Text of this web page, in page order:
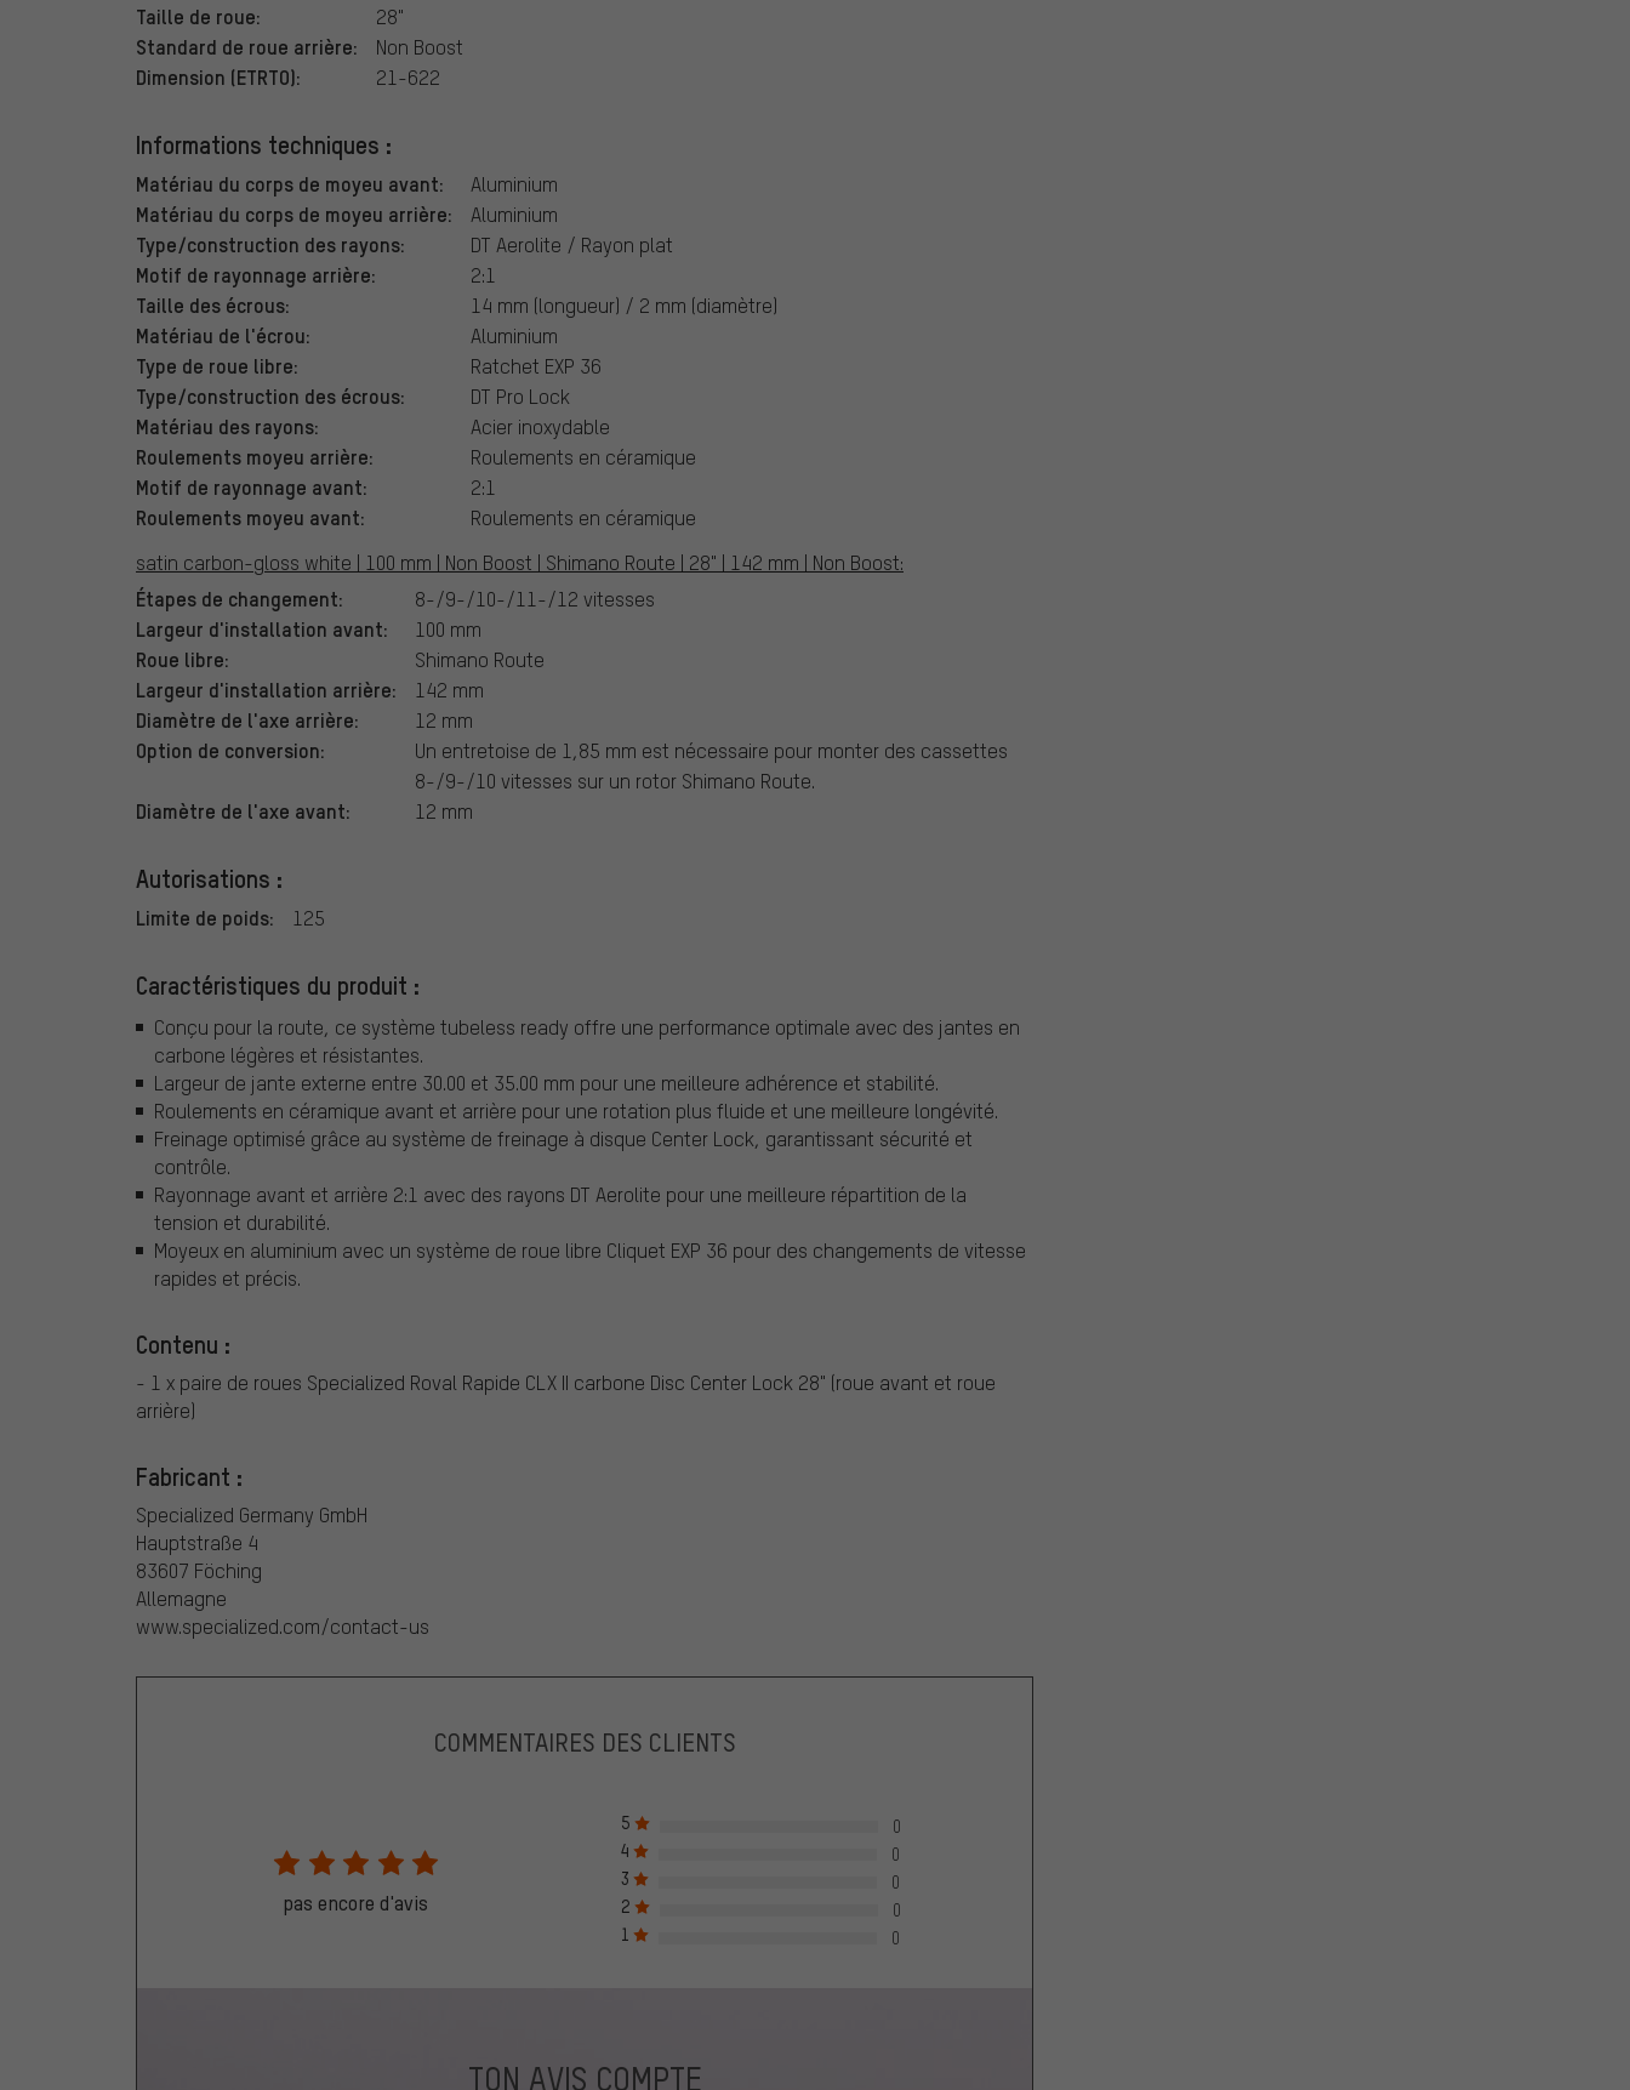
Taille de roue: 28"
Standard de roue arrière: Non Boost
Dimension (ETRTO): 21-622
Informations techniques :
Matériau du corps de moyeu avant: Aluminium
Matériau du corps de moyeu arrière: Aluminium
Type/construction des rayons: DT Aerolite / Rayon plat
Motif de rayonnage arrière: 2:1
Taille des écrous: 14 mm (longueur) / 2 mm (diamètre)
Matériau de l'écrou: Aluminium
Type de roue libre: Ratchet EXP 36
Type/construction des écrous: DT Pro Lock
Matériau des rayons: Acier inoxydable
Roulements moyeu arrière: Roulements en céramique
Motif de rayonnage avant: 2:1
Roulements moyeu avant:
Roulements en céramique
satin carbon-gloss white | 100 mm | Non Boost | Shimano Route | 28" | 142 mm | Non Boost:
Étapes de changement: 8-/9-/10-/11-/12 vitesses
Largeur d'installation avant: 100 mm
Roue libre: Shimano Route
Largeur d'installation arrière: 142 mm
Diamètre de l'axe arrière: 12 mm
Option de conversion:
Un entretoise de 1,85 mm est nécessaire pour monter des cassettes
8-/9-/10 vitesses sur un rotor Shimano Route.
Diamètre de l'axe avant: 12 mm
Autorisations :
Limite de poids: 125
Caractéristiques du produit :
Conçu pour la route, ce système tubeless ready offre une performance optimale avec des jantes en
carbone légères et résistantes.
Largeur de jante externe entre 30.00 et 35.00 mm pour une meilleure adhérence et stabilité.
Roulements en céramique avant et arrière pour une rotation plus fluide et une meilleure longévité.
Freinage optimisé grâce au système de freinage à disque Center Lock, garantissant sécurité et
contrôle.
Rayonnage avant et arrière 2:1 avec des rayons DT Aerolite pour une meilleure répartition de la
tension et durabilité.
Moyeux en aluminium avec un système de roue libre Cliquet EXP 36 pour des changements de vitesse
rapides et précis.
Contenu :
- 1 x paire de roues Specialized Roval Rapide CLX II carbone Disc Center Lock 28" (roue avant et roue
arrière)
Fabricant :
Specialized Germany GmbH
Hauptstraße 4
83607 Föching
Allemagne
www.specialized.com/contact-us
COMMENTAIRES DES CLIENTS
pas encore d'avis
5
0
4
0
3
0
2
0
1
0
TON AVIS COMPTE